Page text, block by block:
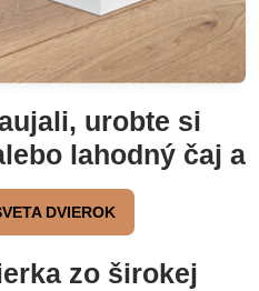
urobte si
lahodný čaj a
DVIEROK
zo širokej